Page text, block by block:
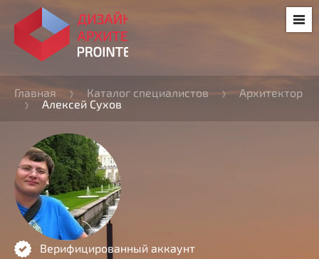
Главная Каталог специалистов
Архитектор
Алексей Сухов
Верифицированный аккаунт